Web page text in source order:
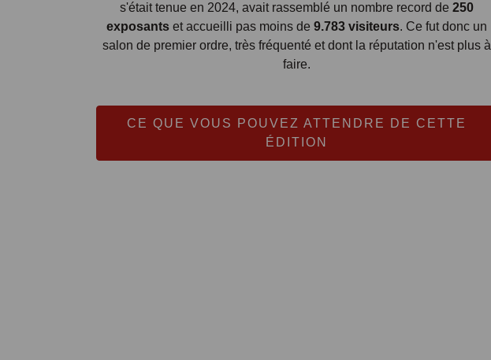
s'était tenue en 2024, avait rassemblé un nombre record de 250
exposantset accueilli pas moins de 9.783 visiteurs. Ce fut donc un
salon de premier ordre, très fréquenté et dont la réputation n'est plus à
faire.
CE QUE VOUS POUVEZ ATTENDRE DE CETTE
ÉDITION